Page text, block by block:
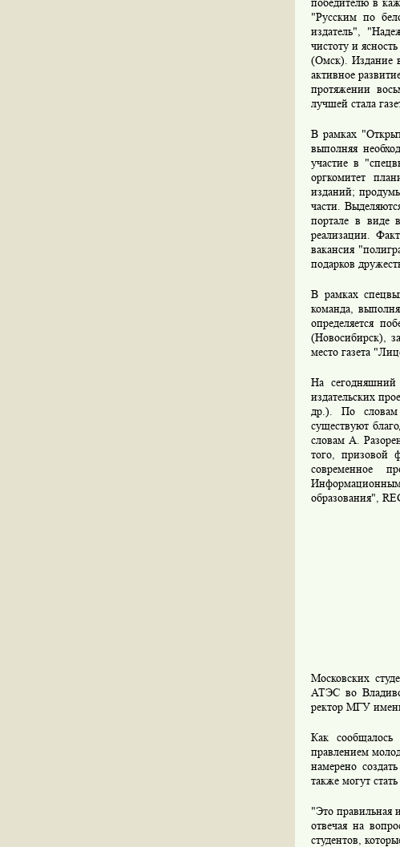
"Русским по
издатель",
чистоту и
(Омск). Издание
активное
протяжении
лучшей стала
В рамках
выполняя
участие в
оргкомитет
изданий;
части.
портале в виде
реализации.
вакансия
подарков
В рамках
команда,
определяется
(Новосибирск),
место газета
На
издательских
др.). По словам
существуют
словам А.
того, призовой
современное
образования",
Московских
АТЭС во
ректор МГУ
Как
правлением
намерено
также могут
"Это правильная
отвечая на
студентов,